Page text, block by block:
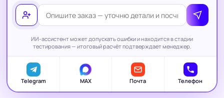
ИИ-ассистент может допускать ошибки и находится в стадии
тестирования — итоговый расчёт подтверждает менеджер.
Telegram MAX Почта Телефон